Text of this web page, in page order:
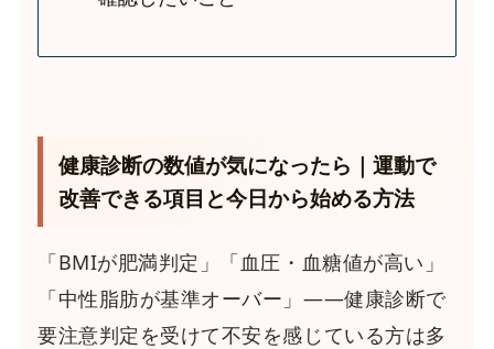
健康診断の数値が気になったら｜運動で
改善できる項目と今日から始める方法
「BMIが肥満判定」「血圧・血糖値が高い」
「中性脂肪が基準オーバー」――健康診断で
要注意判定を受けて不安を感じている方は多